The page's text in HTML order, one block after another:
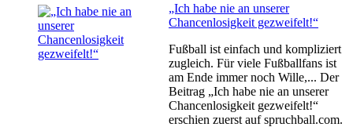
„Ich habe nie an unserer
Chancenlosigkeit gezweifelt!“
Fußball ist einfach und kompliziert
zugleich. Für viele Fußballfans ist
am Ende immer noch Wille,... Der
Beitrag „Ich habe nie an unserer
Chancenlosigkeit gezweifelt!“
erschien zuerst auf spruchball.com.